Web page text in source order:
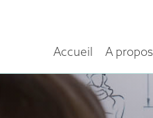
Accueil A propos